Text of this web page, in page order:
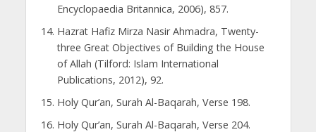
Encyclopaedia Britannica, 2006), 857.
Hazrat Hafiz Mirza Nasir Ahmadra, Twenty-
three Great Objectives of Building the House
of Allah (Tilford: Islam International
Publications, 2012), 92.
Holy Qur’an, Surah Al-Baqarah, Verse 198.
Holy Qur’an, Surah Al-Baqarah, Verse 204.